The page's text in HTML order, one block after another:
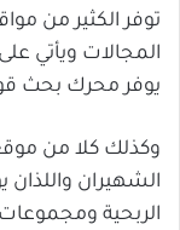
توفر الكثير من
المجالات ويأتي
يوفر محرك بحث
وكذلك كلا من
الشهيران
الربحية